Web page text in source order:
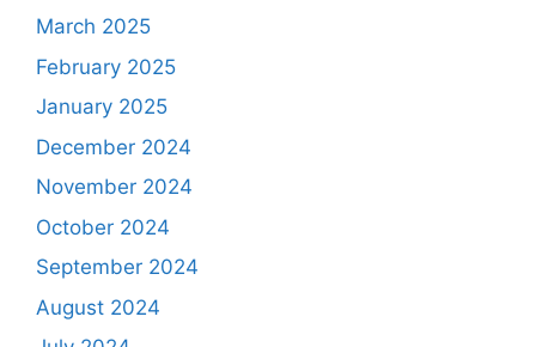
March 2025
February 2025
January 2025
December 2024
November 2024
October 2024
September 2024
August 2024